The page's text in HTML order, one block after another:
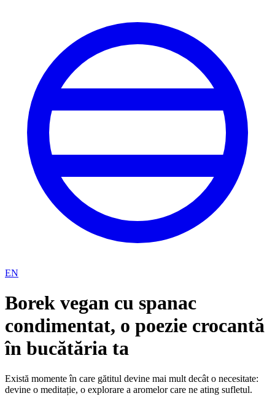
EN
Borek vegan cu spanac
condimentat, o poezie crocantă
în bucătăria ta
Există momente în care gătitul devine mai mult decât o necesitate:
devine o meditație, o explorare a aromelor care ne ating sufletul.